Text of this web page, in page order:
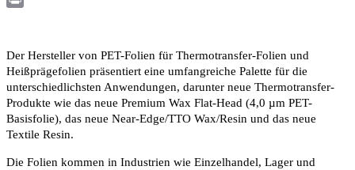
Der Hersteller von PET-Folien für Thermotransfer-Folien und
Heißprägefolien präsentiert eine umfangreiche Palette für die
unterschiedlichsten Anwendungen, darunter neue Thermotransfer-
Produkte wie das neue Premium Wax Flat-Head (4,0 µm PET-
Basisfolie), das neue Near-Edge/TTO Wax/Resin und das neue
Textile Resin.
Die Folien kommen in Industrien wie Einzelhandel, Lager und